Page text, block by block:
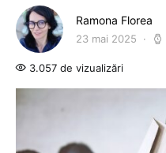
Ramona Florea
23 mai 2025
3.057 de vizualizări